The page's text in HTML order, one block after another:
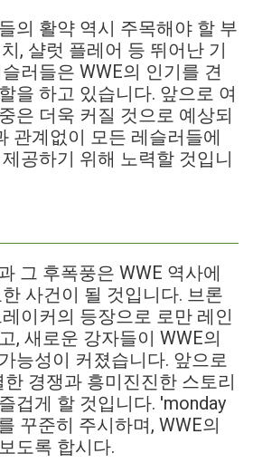
의 활약 역시 주목해야 할 부
, 샬럿 플레어 등 뛰어난 기
러들은 WWE의 인기를 견
을 하고 있습니다. 앞으로 여
은 더욱 커질 것으로 예상되
관계없이 모든 레슬러들에
공하기 위해 노력할 것입니
그 후폭풍은 WWE 역사에
사건이 될 것입니다. 브론
이커의 등장으로 로만 레인
, 새로운 강자들이 WWE의
능성이 커졌습니다. 앞으로
경쟁과 흥미진진한 스토리
겁게 할 것입니다. 'monday
꾸준히 주시하며, WWE의
도록 합시다.